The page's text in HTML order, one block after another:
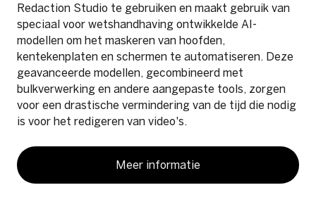
Redaction Studio te gebruiken en maakt gebruik van
speciaal voor wetshandhaving ontwikkelde AI-
modellen om het maskeren van hoofden,
kentekenplaten en schermen te automatiseren. Deze
geavanceerde modellen, gecombineerd met
bulkverwerking en andere aangepaste tools, zorgen
voor een drastische vermindering van de tijd die nodig
is voor het redigeren van video's.
Meer informatie